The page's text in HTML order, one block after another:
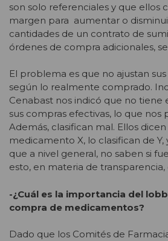
son solo referenciales y que ellos
margen para aumentar o
cantidades de un contrato de
órdenes de compra adicionales,
El problema es que no ajustan
según lo realmente comprado.
Cenabast nos indicó que no tiene
sus compras efectivas, lo que nos
Además, clasifican mal. Ellos
medicamento X, lo clasifican de
que a nivel general, no saben si
esto, en materia de transparencia,
-¿Cuál es la importancia del
compra de medicamentos?
Dado que los Comités de